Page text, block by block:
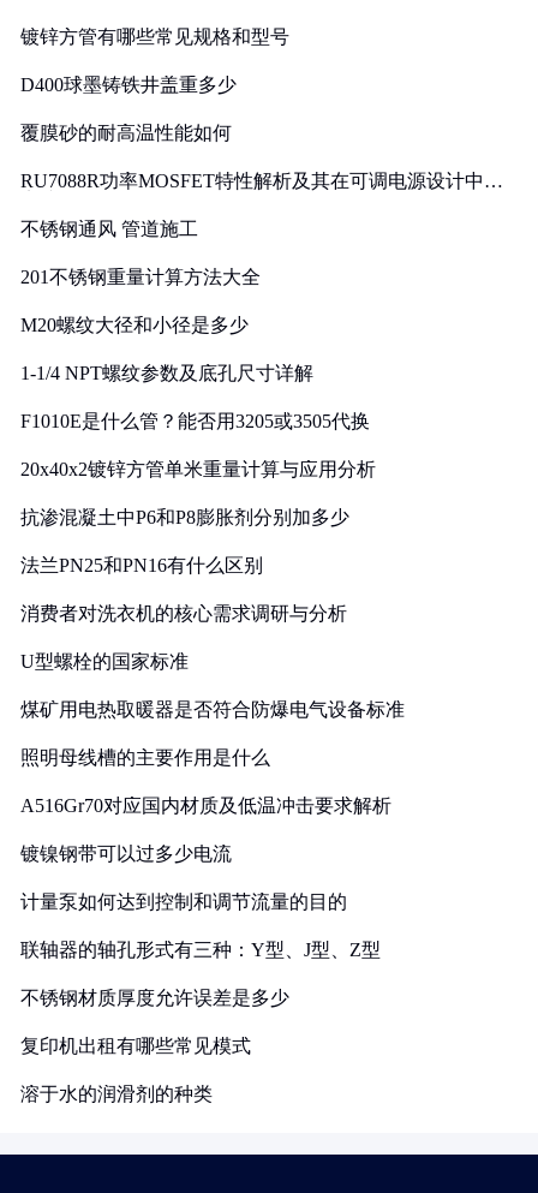
镀锌方管有哪些常见规格和型号
D400球墨铸铁井盖重多少
覆膜砂的耐高温性能如何
RU7088R功率MOSFET特性解析及其在可调电源设计中的
不锈钢通风 管道施工
201不锈钢重量计算方法大全
M20螺纹大径和小径是多少
1-1/4 NPT螺纹参数及底孔尺寸详解
F1010E是什么管？能否用3205或3505代换
20x40x2镀锌方管单米重量计算与应用分析
抗渗混凝土中P6和P8膨胀剂分别加多少
法兰PN25和PN16有什么区别
消费者对洗衣机的核心需求调研与分析
U型螺栓的国家标准
煤矿用电热取暖器是否符合防爆电气设备标准
照明母线槽的主要作用是什么
A516Gr70对应国内材质及低温冲击要求解析
镀镍钢带可以过多少电流
计量泵如何达到控制和调节流量的目的
联轴器的轴孔形式有三种：Y型、J型、Z型
不锈钢材质厚度允许误差是多少
复印机出租有哪些常见模式
溶于水的润滑剂的种类